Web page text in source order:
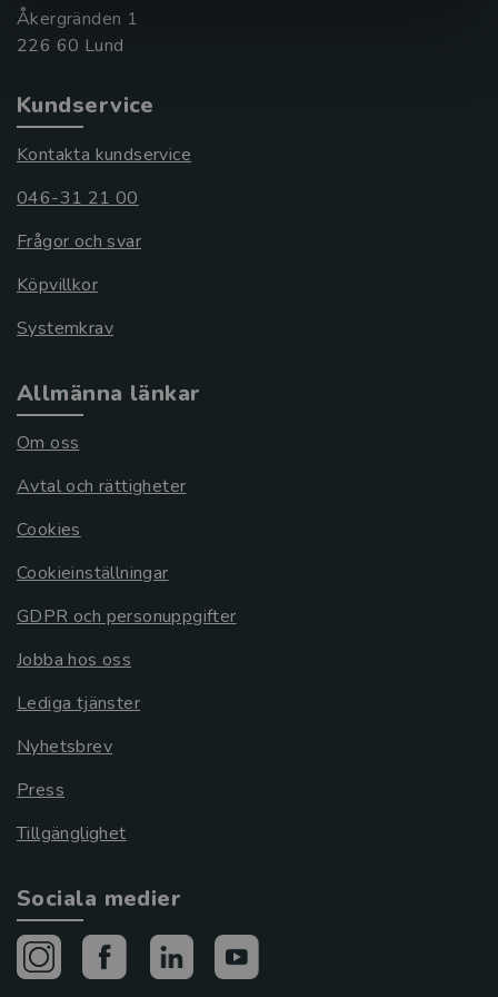
Åkergränden 1
Kundservice
Kontakta kundservice
046-31 21 00
Frågor och svar
Köpvillkor
Systemkrav
Allmänna länkar
Om oss
Avtal och rättigheter
Cookies
Cookieinställningar
GDPR och personuppgifter
Jobba hos oss
Lediga tjänster
Nyhetsbrev
Press
Tillgänglighet
Sociala medier